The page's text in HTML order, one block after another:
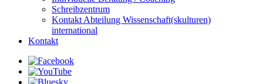
Schreibzentrum
Kontakt Abteilung Wissenschaft(skulturen)
international
Kontakt